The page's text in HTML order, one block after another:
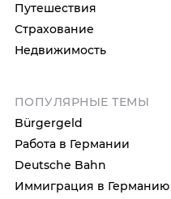
Путешествия
Страхование
Недвижимость
ПОПУЛЯРНЫЕ ТЕМЫ
Bürgergeld
Работа в Германии
Deutsche Bahn
Иммиграция в Германию